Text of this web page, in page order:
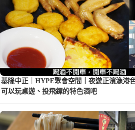
基隆中正｜HYPE聚會空間｜夜遊正濱漁港
可以玩桌遊、投飛鏢的特色酒吧